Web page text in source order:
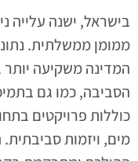
בישראל, ישנה עלייה
ממומן ממשלתית.
המדינה משקיעה
הסביבה, כמו גם
כוללות פרויקטים
מים, ויזמות